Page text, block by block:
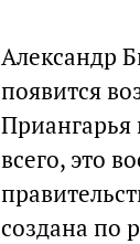
Александр
появится
Приангарья
всего, это
создана по